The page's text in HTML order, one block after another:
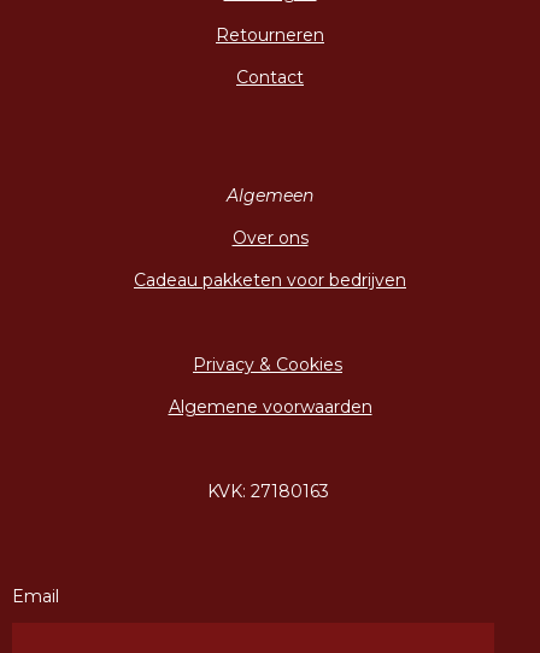
Retourneren
Contact
Algemeen
Over ons
Cadeau pakketen voor bedrijven
Privacy & Cookies
Algemene voorwaarden
KVK: 27180163
Email